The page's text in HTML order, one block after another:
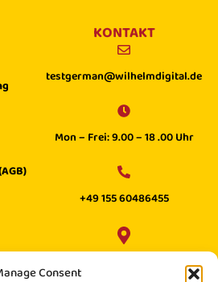
Consent
KONTAKT
testgerman@wilhelmdigital.de
Mon – Frei: 9.00 – 18 .00 Uhr
+49 155 60486455